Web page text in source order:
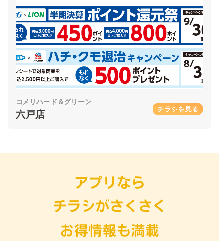
コメリハード＆グリーン
六戸店 チラシを見る